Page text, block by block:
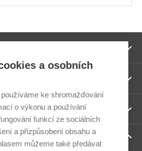
a osobních
ke shromažďování
o výkonu a používání
funkcí ze sociálních
a přizpůsobení obsahu a
můžeme také předávat